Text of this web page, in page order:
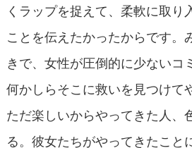
くラップを捉えて、柔軟に取り
ことを伝えたかったからです。
きで、女性が圧倒的に少ないコ
何かしらそこに救いを見つけて
ただ楽しいからやってきた人、
る。彼女たちがやってきたこと